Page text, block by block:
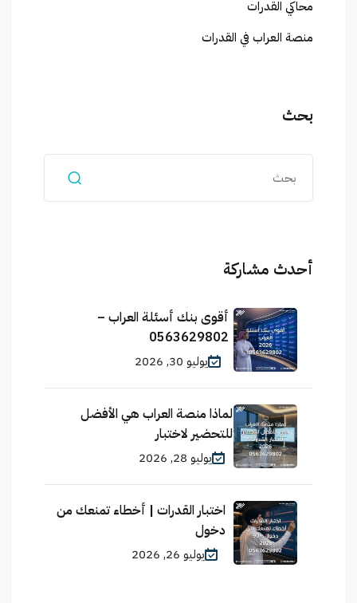
محاكي القدرات
منصة العراب في القدرات
بحث
أحدث مشاركة
أقوى بنك أسئلة العراب –
0563629802
يوليو 30, 2026
لماذا منصة العراب هي الأفضل
للتحضير لاختبار
يوليو 28, 2026
اختبار القدرات | أخطاء تمنعك من
دخول
يوليو 26, 2026